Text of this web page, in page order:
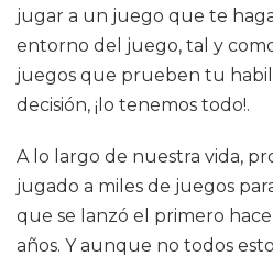
jugar a un juego que te
entorno del juego, tal y
juegos que prueben tu
decisión, ¡lo tenemos todo!.
A lo largo de nuestra vida,
jugado a miles de juegos
que se lanzó el primero
años. Y aunque no todos